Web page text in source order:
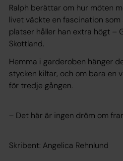
Ralph berättar om hur möten
livet väckte en fascination
platser håller han extra högt –
Skottland.
Hemma i garderoben hänger
stycken kiltar, och om bara en
för tredje gången.
– Det här är ingen dröm om
Skribent: Angelica Rehnlund